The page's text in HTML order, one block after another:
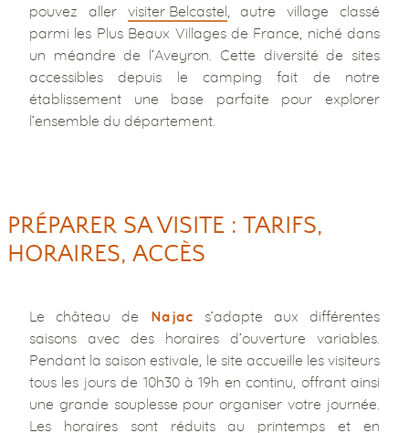
pouvez aller visiter Belcastel , autre village classé
parmi les Plus Beaux Villages de France, niché dans
un méandre de l’Aveyron. Cette diversité de sites
accessibles depuis le camping fait de notre
établissement une base parfaite pour explorer
l’ensemble du département.
PRÉPARER SA VISITE : TARIFS,
HORAIRES, ACCÈS
Le château de Najac s’adapte aux différentes
saisons avec des horaires d’ouverture variables.
Pendant la saison estivale, le site accueille les visiteurs
tous les jours de 10h30 à 19h en continu, offrant ainsi
une grande souplesse pour organiser votre journée.
Les horaires sont réduits au printemps et en